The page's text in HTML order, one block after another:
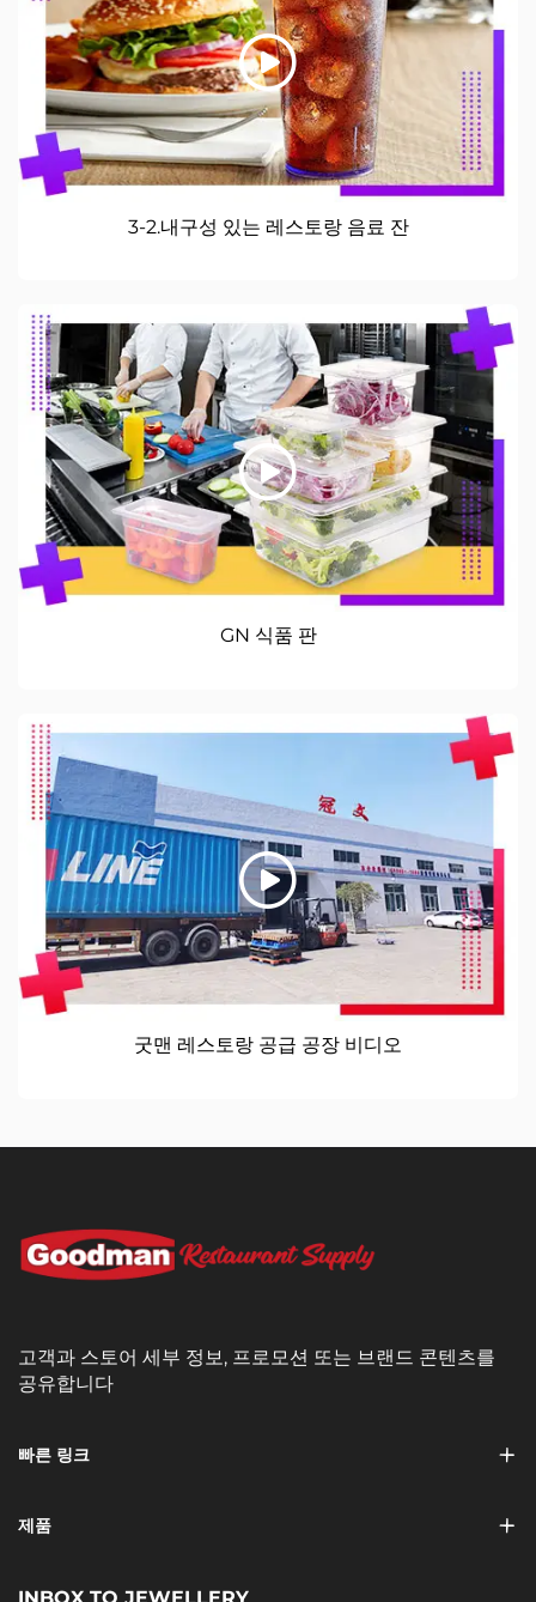
3-2.내구성 있는 레스토랑 음료 잔
GN 식품 판
굿맨 레스토랑 공급 공장 비디오
고객과 스토어 세부 정보, 프로모션 또는 브랜드 콘텐츠를
공유합니다
빠른 링크
제품